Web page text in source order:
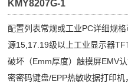
KMY8207G-1
配置列表常规或工业PC详细规
源15,17.19级以上工业显示器
破坏（Emm厚度）触摸屏EMV
密密码键盘/EPP热敏收据打印